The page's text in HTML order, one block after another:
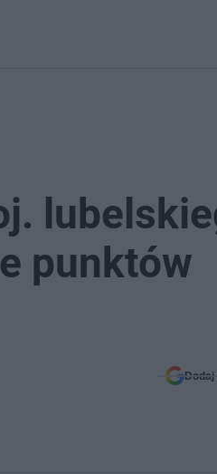
punktów
Dodaj